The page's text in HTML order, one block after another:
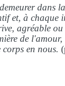
dans
et, à chaque
agréable ou
de
corps en nous.